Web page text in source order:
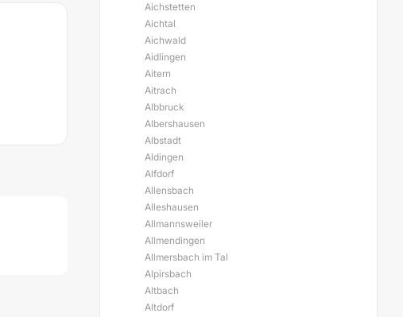
Aichstetten
Aichtal
Aichwald
Aidlingen
Aitern
Aitrach
Albbruck
Albershausen
Albstadt
Aldingen
Alfdorf
Allensbach
Alleshausen
Allmannsweiler
Allmendingen
Allmersbach im Tal
Alpirsbach
Altbach
Altdorf